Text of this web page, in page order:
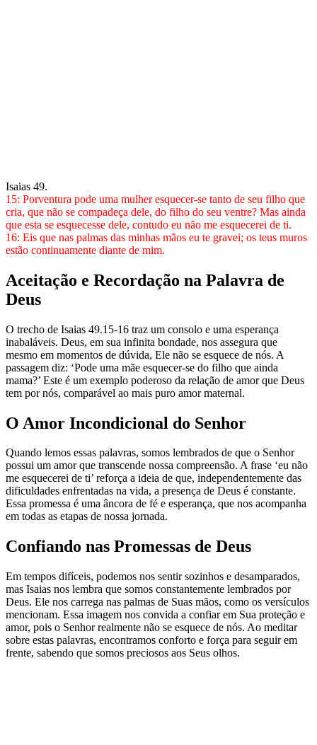
Isaias 49.
15: Porventura pode uma mulher esquecer-se tanto de seu filho que
cria, que não se compadeça dele, do filho do seu ventre? Mas ainda
que esta se esquecesse dele, contudo eu não me esquecerei de ti.
16: Eis que nas palmas das minhas mãos eu te gravei; os teus muros
estão continuamente diante de mim.
Aceitação e Recordação na Palavra de
Deus
O trecho de Isaias 49.15-16 traz um consolo e uma esperança
inabaláveis. Deus, em sua infinita bondade, nos assegura que
mesmo em momentos de dúvida, Ele não se esquece de nós. A
passagem diz: ‘Pode uma mãe esquecer-se do filho que ainda
mama?’ Este é um exemplo poderoso da relação de amor que Deus
tem por nós, comparável ao mais puro amor maternal.
O Amor Incondicional do Senhor
Quando lemos essas palavras, somos lembrados de que o Senhor
possui um amor que transcende nossa compreensão. A frase ‘eu não
me esquecerei de ti’ reforça a ideia de que, independentemente das
dificuldades enfrentadas na vida, a presença de Deus é constante.
Essa promessa é uma âncora de fé e esperança, que nos acompanha
em todas as etapas de nossa jornada.
Confiando nas Promessas de Deus
Em tempos difíceis, podemos nos sentir sozinhos e desamparados,
mas Isaias nos lembra que somos constantemente lembrados por
Deus. Ele nos carrega nas palmas de Suas mãos, como os versículos
mencionam. Essa imagem nos convida a confiar em Sua proteção e
amor, pois o Senhor realmente não se esquece de nós. Ao meditar
sobre estas palavras, encontramos conforto e força para seguir em
frente, sabendo que somos preciosos aos Seus olhos.